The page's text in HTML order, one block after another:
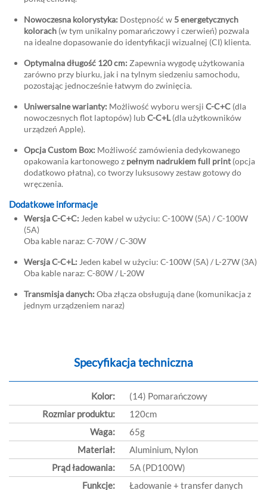
Nowoczesna kolorystyka: Dostępność w 5 energetycznych
kolorach (w tym unikalny pomarańczowy i czerwień) pozwala
na idealne dopasowanie do identyfikacji wizualnej (CI) klienta.
Optymalna długość 120 cm: Zapewnia wygodę użytkowania
zarówno przy biurku, jak i na tylnym siedzeniu samochodu,
pozostając jednocześnie łatwym do zwinięcia.
Uniwersalne warianty: Możliwość wyboru wersji C-C+C (dla
nowoczesnych flot laptopów) lubC-C+L(dla użytkowników
urządzeń Apple).
Opcja Custom Box: Możliwość zamówienia dedykowanego
opakowania kartonowego z pełnym nadrukiem full print(opcja
dodatkowo płatna), co tworzy luksusowy zestaw gotowy do
wręczenia.
Dodatkowe informacje
Wersja C-C+C: Jeden kabel w użyciu: C-100W (5A) / C-100W
(5A)
Oba kable naraz: C-70W / C-30W
Wersja C-C+L: Jeden kabel w użyciu: C-100W (5A) / L-27W (3A)
Oba kable naraz: C-80W / L-20W
Transmisja danych: Oba złącza obsługują dane (komunikacja z
jednym urządzeniem naraz)
Specyfikacja techniczna
Kolor:
(14) Pomarańczowy
Rozmiar produktu:
120cm
Waga:
65g
Materiał:
Aluminium, Nylon
Prąd ładowania:
5A (PD100W)
Funkcje:
Ładowanie + transfer danych